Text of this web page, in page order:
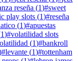
reseña (1)#sweet
play slots (1)#reseña
(1)#apuestas
1)#volatilidad slots
(1)#bankroll
#levante (1)#tottenham